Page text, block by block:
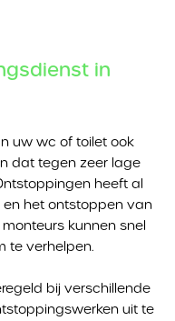
in
uw wc of toilet ook
dat tegen zeer lage
heeft al
het ontstoppen van
kunnen snel
te verhelpen.
bij verschillende
uit te